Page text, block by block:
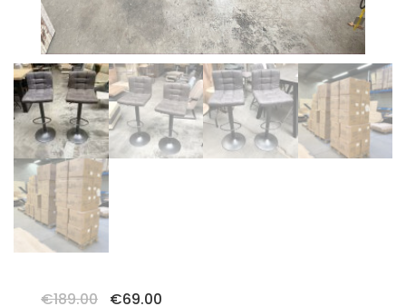
€189.00
Oorspronkelijke
€69.00